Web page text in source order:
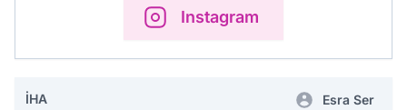
Instagram
İHA Esra Ser